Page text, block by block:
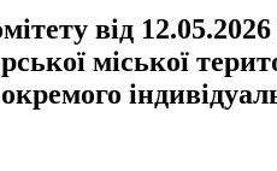
від
міської